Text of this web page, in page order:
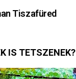
Tiszafüred
IS TETSZENEK?